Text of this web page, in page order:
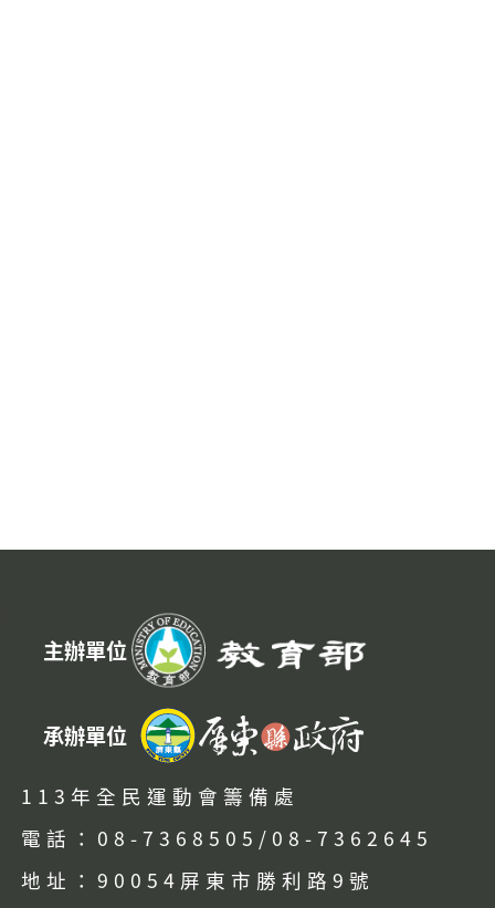
主辦單位
承辦單位
113年全民運動會籌備處
電話：08-7368505/08-7362645
地址：90054屏東市勝利路9號